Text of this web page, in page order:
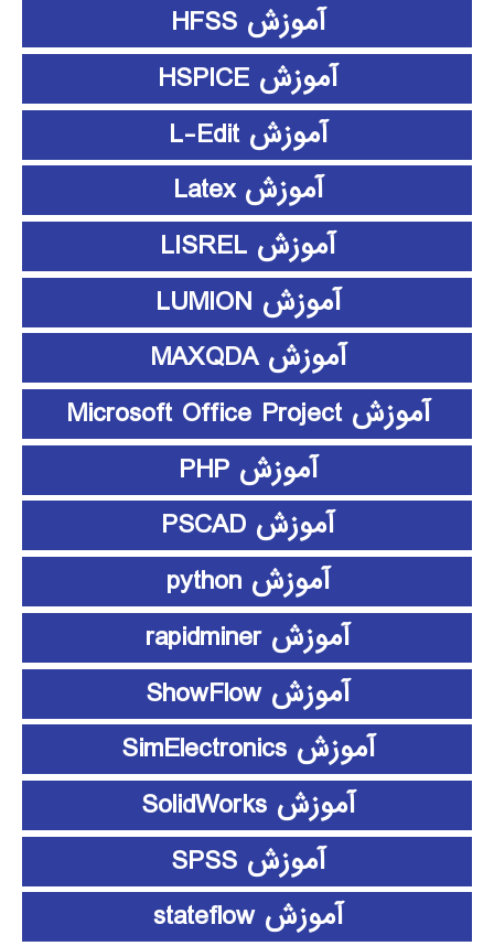
آموزش HFSS
آموزش HSPICE
آموزش L-Edit
آموزش Latex
آموزش LISREL
آموزش LUMION
آموزش MAXQDA
آموزش Microsoft Office Project
آموزش PHP
آموزش PSCAD
آموزش python
آموزش rapidminer
آموزش ShowFlow
آموزش SimElectronics
آموزش SolidWorks
آموزش SPSS
آموزش stateflow